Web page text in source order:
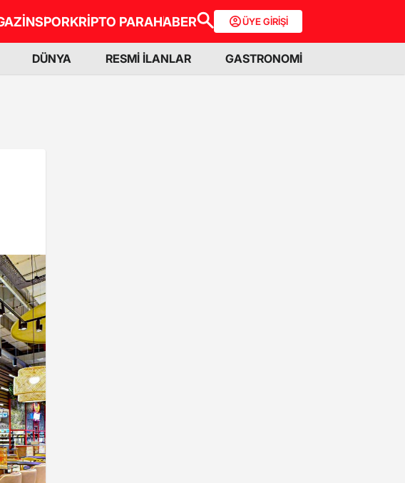
SPORKRİPTO PARAHABER ÜYE GİRİŞİ
DÜNYA RESMİ İLANLAR GASTRONOMİ